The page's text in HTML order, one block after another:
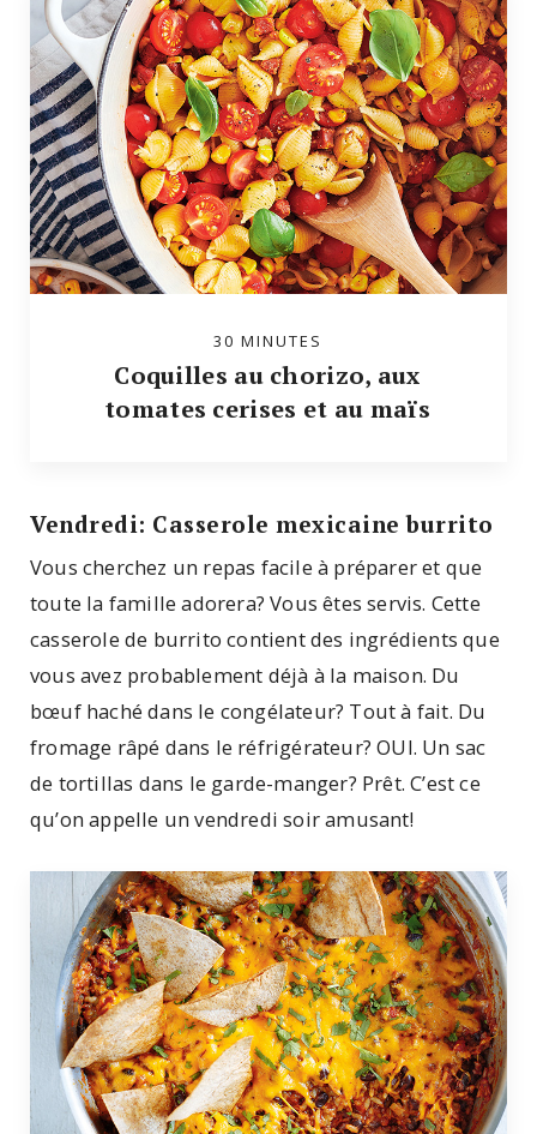
30 MINUTES
Coquilles au chorizo, aux
tomates cerises et au maïs
Vendredi: Casserole mexicaine burrito
Vous cherchez un repas facile à préparer et que
toute la famille adorera? Vous êtes servis. Cette
casserole de burrito contient des ingrédients que
vous avez probablement déjà à la maison. Du
bœuf haché dans le congélateur? Tout à fait. Du
fromage râpé dans le réfrigérateur? OUI. Un sac
de tortillas dans le garde-manger? Prêt. C’est ce
qu’on appelle un vendredi soir amusant!